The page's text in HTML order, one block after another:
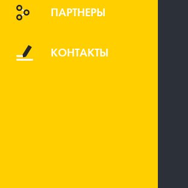
ПАРТНЕРЫ
КОНТАКТЫ